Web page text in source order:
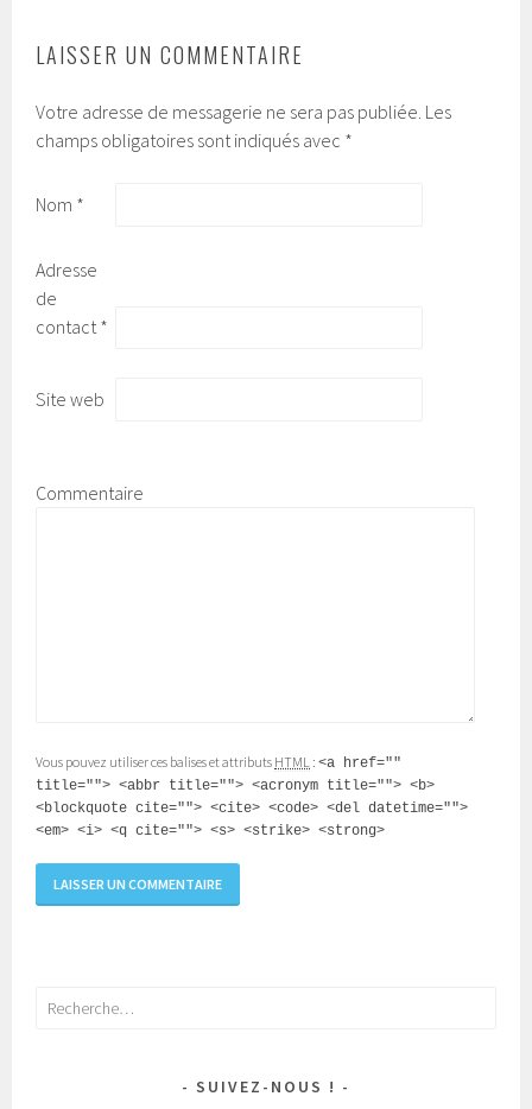
LAISSER UN COMMENTAIRE
Votre adresse de messagerie ne sera pas publiée. Les
champs obligatoires sont indiqués avec *
Nom *
Adresse
de
contact *
Site web
Commentaire
Vous pouvez utiliser ces balises et attributs HTML :<a href=""
title=""> <abbr title=""> <acronym title=""> <b>
<blockquote cite=""> <cite> <code> <del datetime="">
<em> <i> <q cite=""> <s> <strike> <strong>
Rechercher :
SUIVEZ-NOUS !